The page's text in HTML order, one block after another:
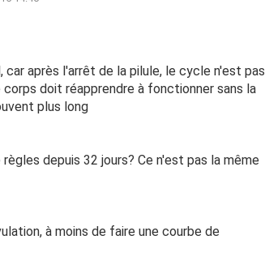
après l'arrêt de la pilule, le cycle n'est pas
doit réapprendre à fonctionner sans la
plus long
depuis 32 jours? Ce n'est pas la même
à moins de faire une courbe de